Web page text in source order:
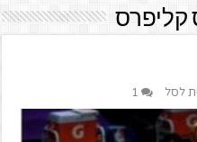
קליפרס
לסל 1